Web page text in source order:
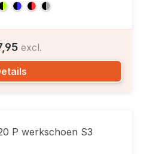
excl.